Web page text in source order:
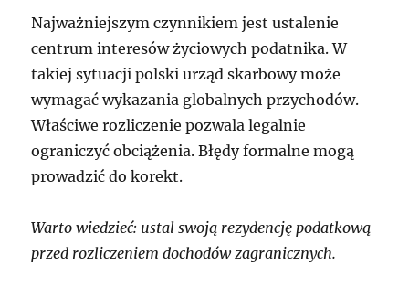
Najważniejszym czynnikiem jest ustalenie
centrum interesów życiowych podatnika. W
takiej sytuacji polski urząd skarbowy może
wymagać wykazania globalnych przychodów.
Właściwe rozliczenie pozwala legalnie
ograniczyć obciążenia. Błędy formalne mogą
prowadzić do korekt.
Warto wiedzieć: ustal swoją rezydencję podatkową
przed rozliczeniem dochodów zagranicznych.